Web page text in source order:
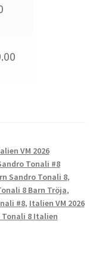
VM 2026
Tonali #8
Sandro Tonali 8,
8 Barn Tröja,
#8, Italien VM 2026
Tonali 8 Italien